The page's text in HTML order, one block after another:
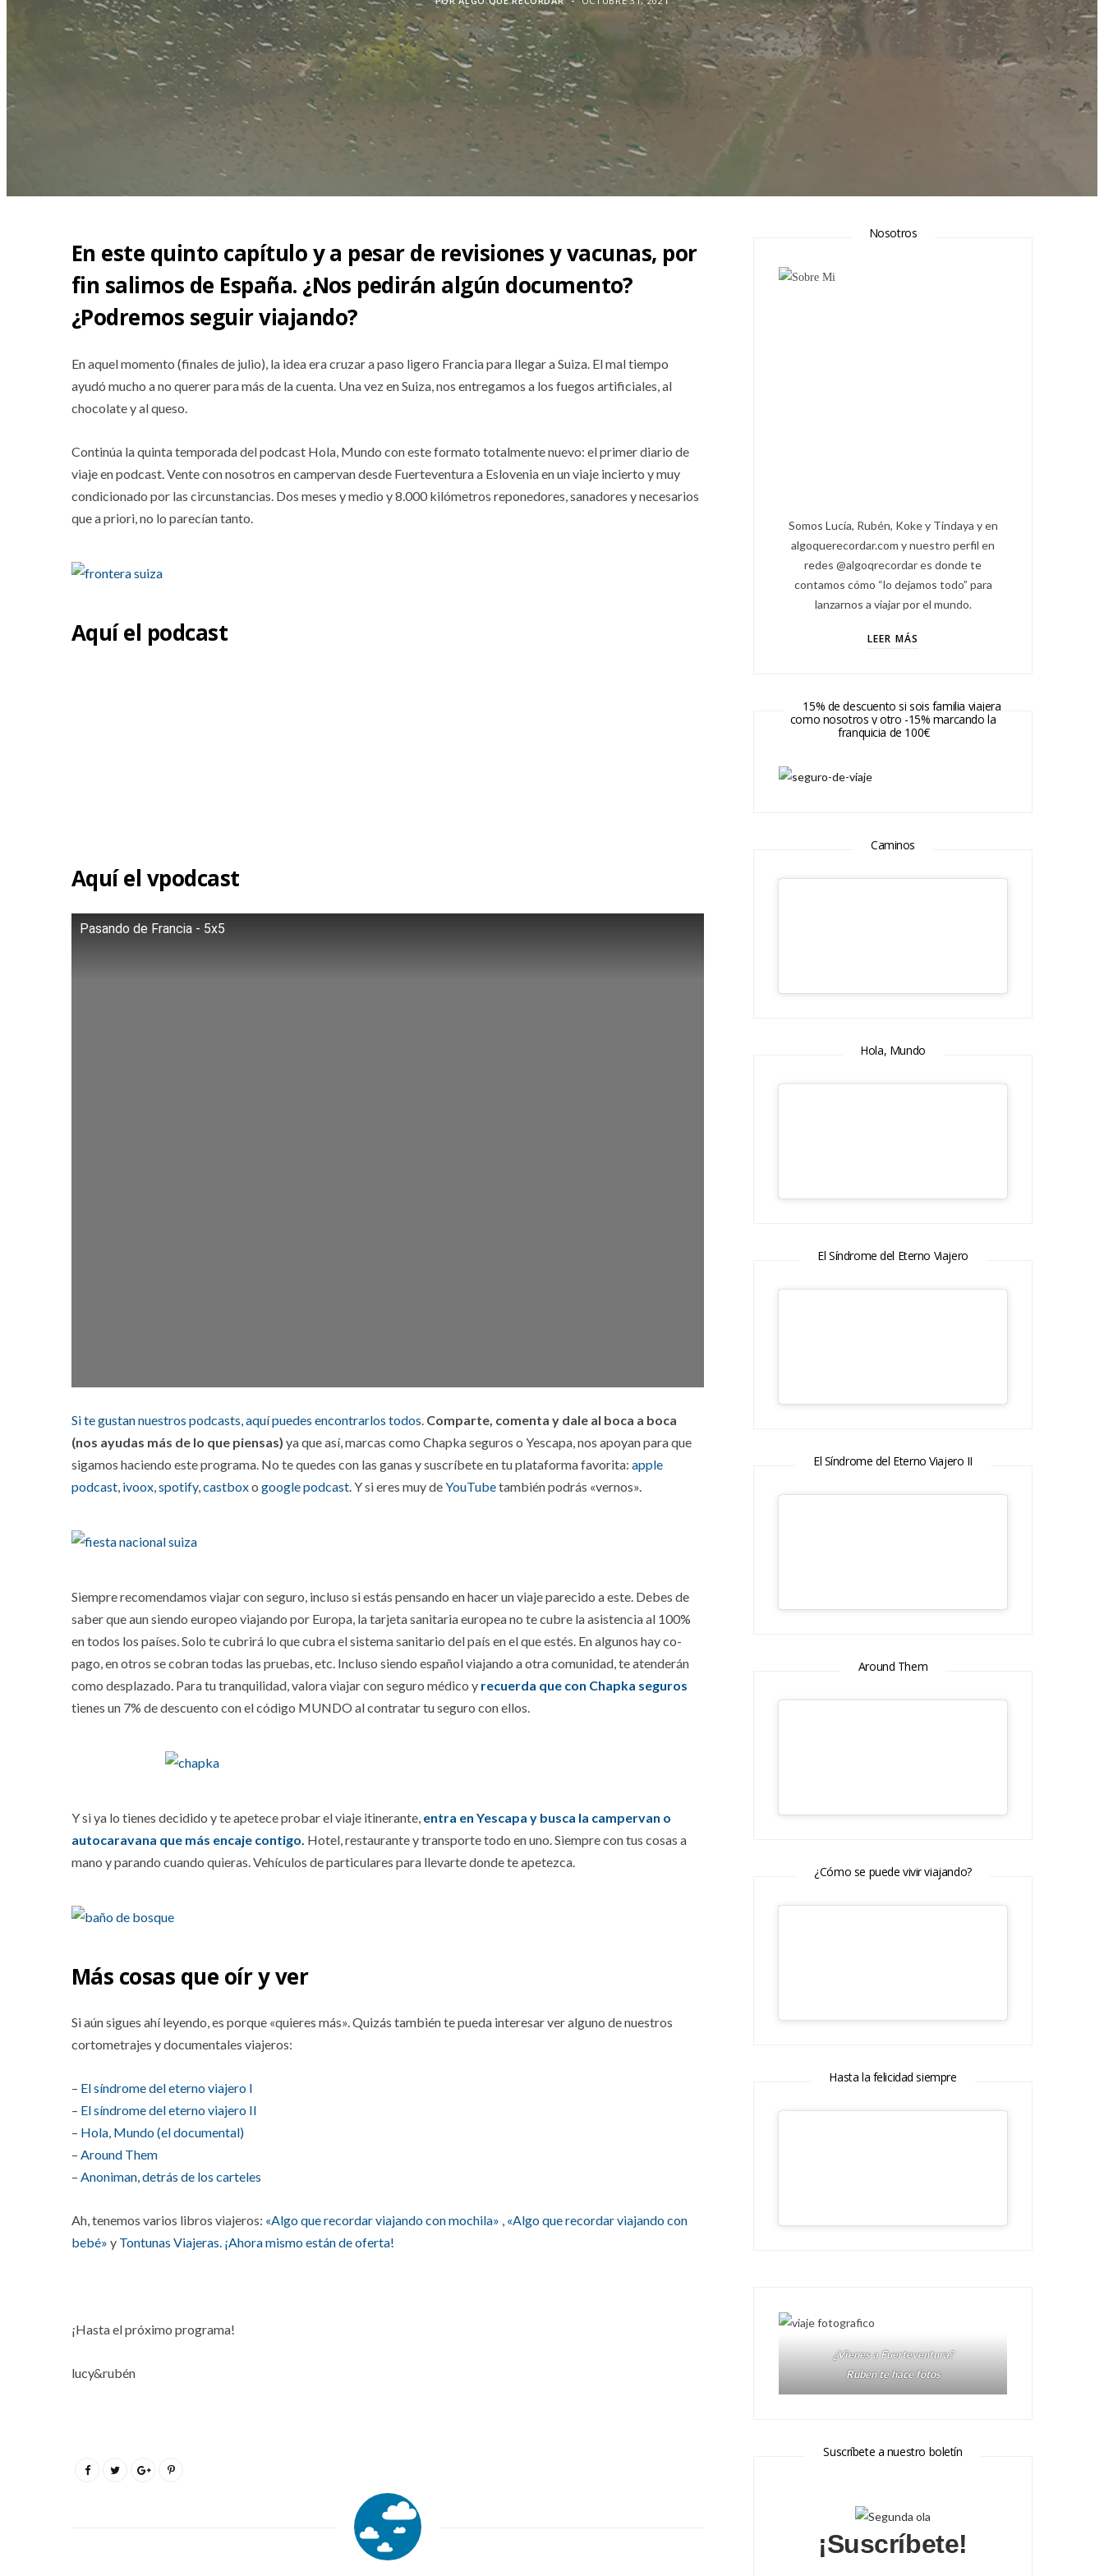
En este quinto capítulo y a pesar de revisiones y vacunas, por
fin salimos de España. ¿Nos pedirán algún documento?
¿Podremos seguir viajando?
En aquel momento (finales de julio), la idea era cruzar a paso ligero Francia para llegar a Suiza. El mal tiempo
ayudó mucho a no querer para más de la cuenta. Una vez en Suiza, nos entregamos a los fuegos artificiales, al
chocolate y al queso.
Continúa la quinta temporada del podcast Hola, Mundo con este formato totalmente nuevo: el primer diario de
viaje en podcast. Vente con nosotros en campervan desde Fuerteventura a Eslovenia en un viaje incierto y muy
condicionado por las circunstancias. Dos meses y medio y 8.000 kilómetros reponedores, sanadores y necesarios
que a priori, no lo parecían tanto.
Aquí el podcast
Aquí el vpodcast
Pasando de Francia - 5x5
Si te gustan nuestros podcasts, aquí puedes encontrarlos todos. Comparte, comenta y dale al boca a boca
(nos ayudas más de lo que piensas) ya que así, marcas como Chapka seguros o Yescapa, nos apoyan para que
sigamos haciendo este programa. No te quedes con las ganas y suscríbete en tu plataforma favorita: apple
podcast, ivoox,spotify,castboxo google podcast. Y si eres muy deYouTubetambién podrás «vernos».
Siempre recomendamos viajar con seguro, incluso si estás pensando en hacer un viaje parecido a este. Debes de
saber que aun siendo europeo viajando por Europa, la tarjeta sanitaria europea no te cubre la asistencia al 100%
en todos los países. Solo te cubrirá lo que cubra el sistema sanitario del país en el que estés. En algunos hay co-
pago, en otros se cobran todas las pruebas, etc. Incluso siendo español viajando a otra comunidad, te atenderán
como desplazado. Para tu tranquilidad, valora viajar con seguro médico y recuerda que con Chapka seguros
tienes un 7% de descuento con el código MUNDO al contratar tu seguro con ellos.
Y si ya lo tienes decidido y te apetece probar el viaje itinerante, entra en Yescapa y busca la campervan o
autocaravana que más encaje contigo. Hotel, restaurante y transporte todo en uno. Siempre con tus cosas a
mano y parando cuando quieras. Vehículos de particulares para llevarte donde te apetezca.
Más cosas que oír y ver
Si aún sigues ahí leyendo, es porque «quieres más». Quizás también te pueda interesar ver alguno de nuestros
cortometrajes y documentales viajeros:
– El síndrome del eterno viajero I
– El síndrome del eterno viajero II
– Hola, Mundo (el documental)
– Around Them
– Anoniman, detrás de los carteles
Ah, tenemos varios libros viajeros: «Algo que recordar viajando con mochila» , «Algo que recordar viajando con
bebé» y Tontunas Viajeras. ¡Ahora mismo están de oferta!
¡Hasta el próximo programa!
lucy&rubén
Nosotros
Somos Lucía, Rubén, Koke y Tindaya y en
algoquerecordar.com y nuestro perfil en
redes @algoqrecordar es donde te
contamos cómo “lo dejamos todo” para
lanzarnos a viajar por el mundo.
LEER MÁS
15% de descuento si sois familia viajera
como nosotros y otro -15% marcando la
franquicia de 100€
Caminos
Hola, Mundo
El Síndrome del Eterno Viajero
El Síndrome del Eterno Viajero II
Around Them
¿Cómo se puede vivir viajando?
Hasta la felicidad siempre
¿Vienes a Fuerteventura?
Ruben te hace fotos
Suscríbete a nuestro boletín
¡Suscríbete!